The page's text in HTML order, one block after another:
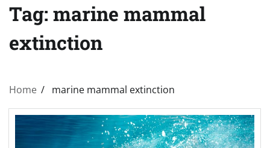
Tag: marine mammal
extinction
Home marine mammal extinction